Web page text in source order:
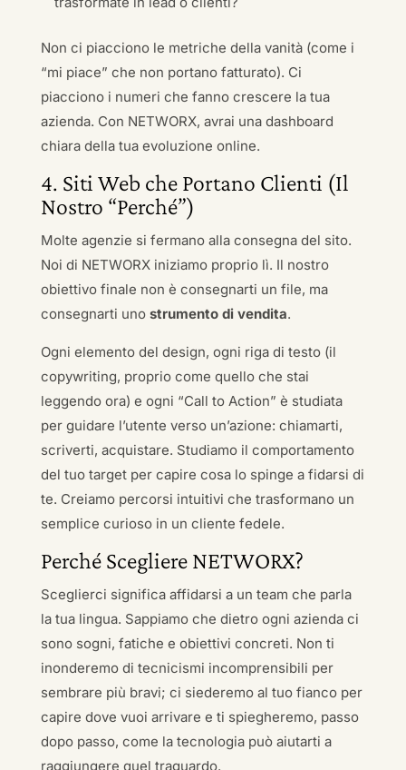
Non ci piacciono le metriche della vanità (come i
“mi piace” che non portano fatturato). Ci
piacciono i numeri che fanno crescere la tua
azienda. Con NETWORX, avrai una dashboard
chiara della tua evoluzione online.
4. Siti Web che Portano Clienti (Il
Nostro “Perché”)
Molte agenzie si fermano alla consegna del sito.
Noi di NETWORX iniziamo proprio lì. Il nostro
obiettivo finale non è consegnarti un file, ma
consegnarti uno strumento di vendita.
Ogni elemento del design, ogni riga di testo (il
copywriting, proprio come quello che stai
leggendo ora) e ogni “Call to Action” è studiata
per guidare l’utente verso un’azione: chiamarti,
scriverti, acquistare. Studiamo il comportamento
del tuo target per capire cosa lo spinge a fidarsi di
te. Creiamo percorsi intuitivi che trasformano un
semplice curioso in un cliente fedele.
Perché Scegliere NETWORX?
Sceglierci significa affidarsi a un team che parla
la tua lingua. Sappiamo che dietro ogni azienda ci
sono sogni, fatiche e obiettivi concreti. Non ti
inonderemo di tecnicismi incomprensibili per
sembrare più bravi; ci siederemo al tuo fianco per
capire dove vuoi arrivare e ti spiegheremo, passo
dopo passo, come la tecnologia può aiutarti a
raggiungere quel traguardo.